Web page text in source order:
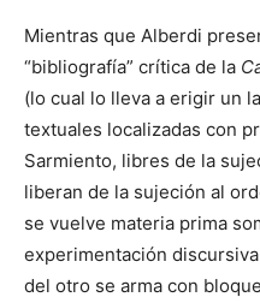
Mientras que Alberdi
“bibliografía” crítica de la
(lo cual lo lleva a erigir un
textuales localizadas con
Sarmiento, libres de la
liberan de la sujeción al
se vuelve materia prima
experimentación
del otro se arma con